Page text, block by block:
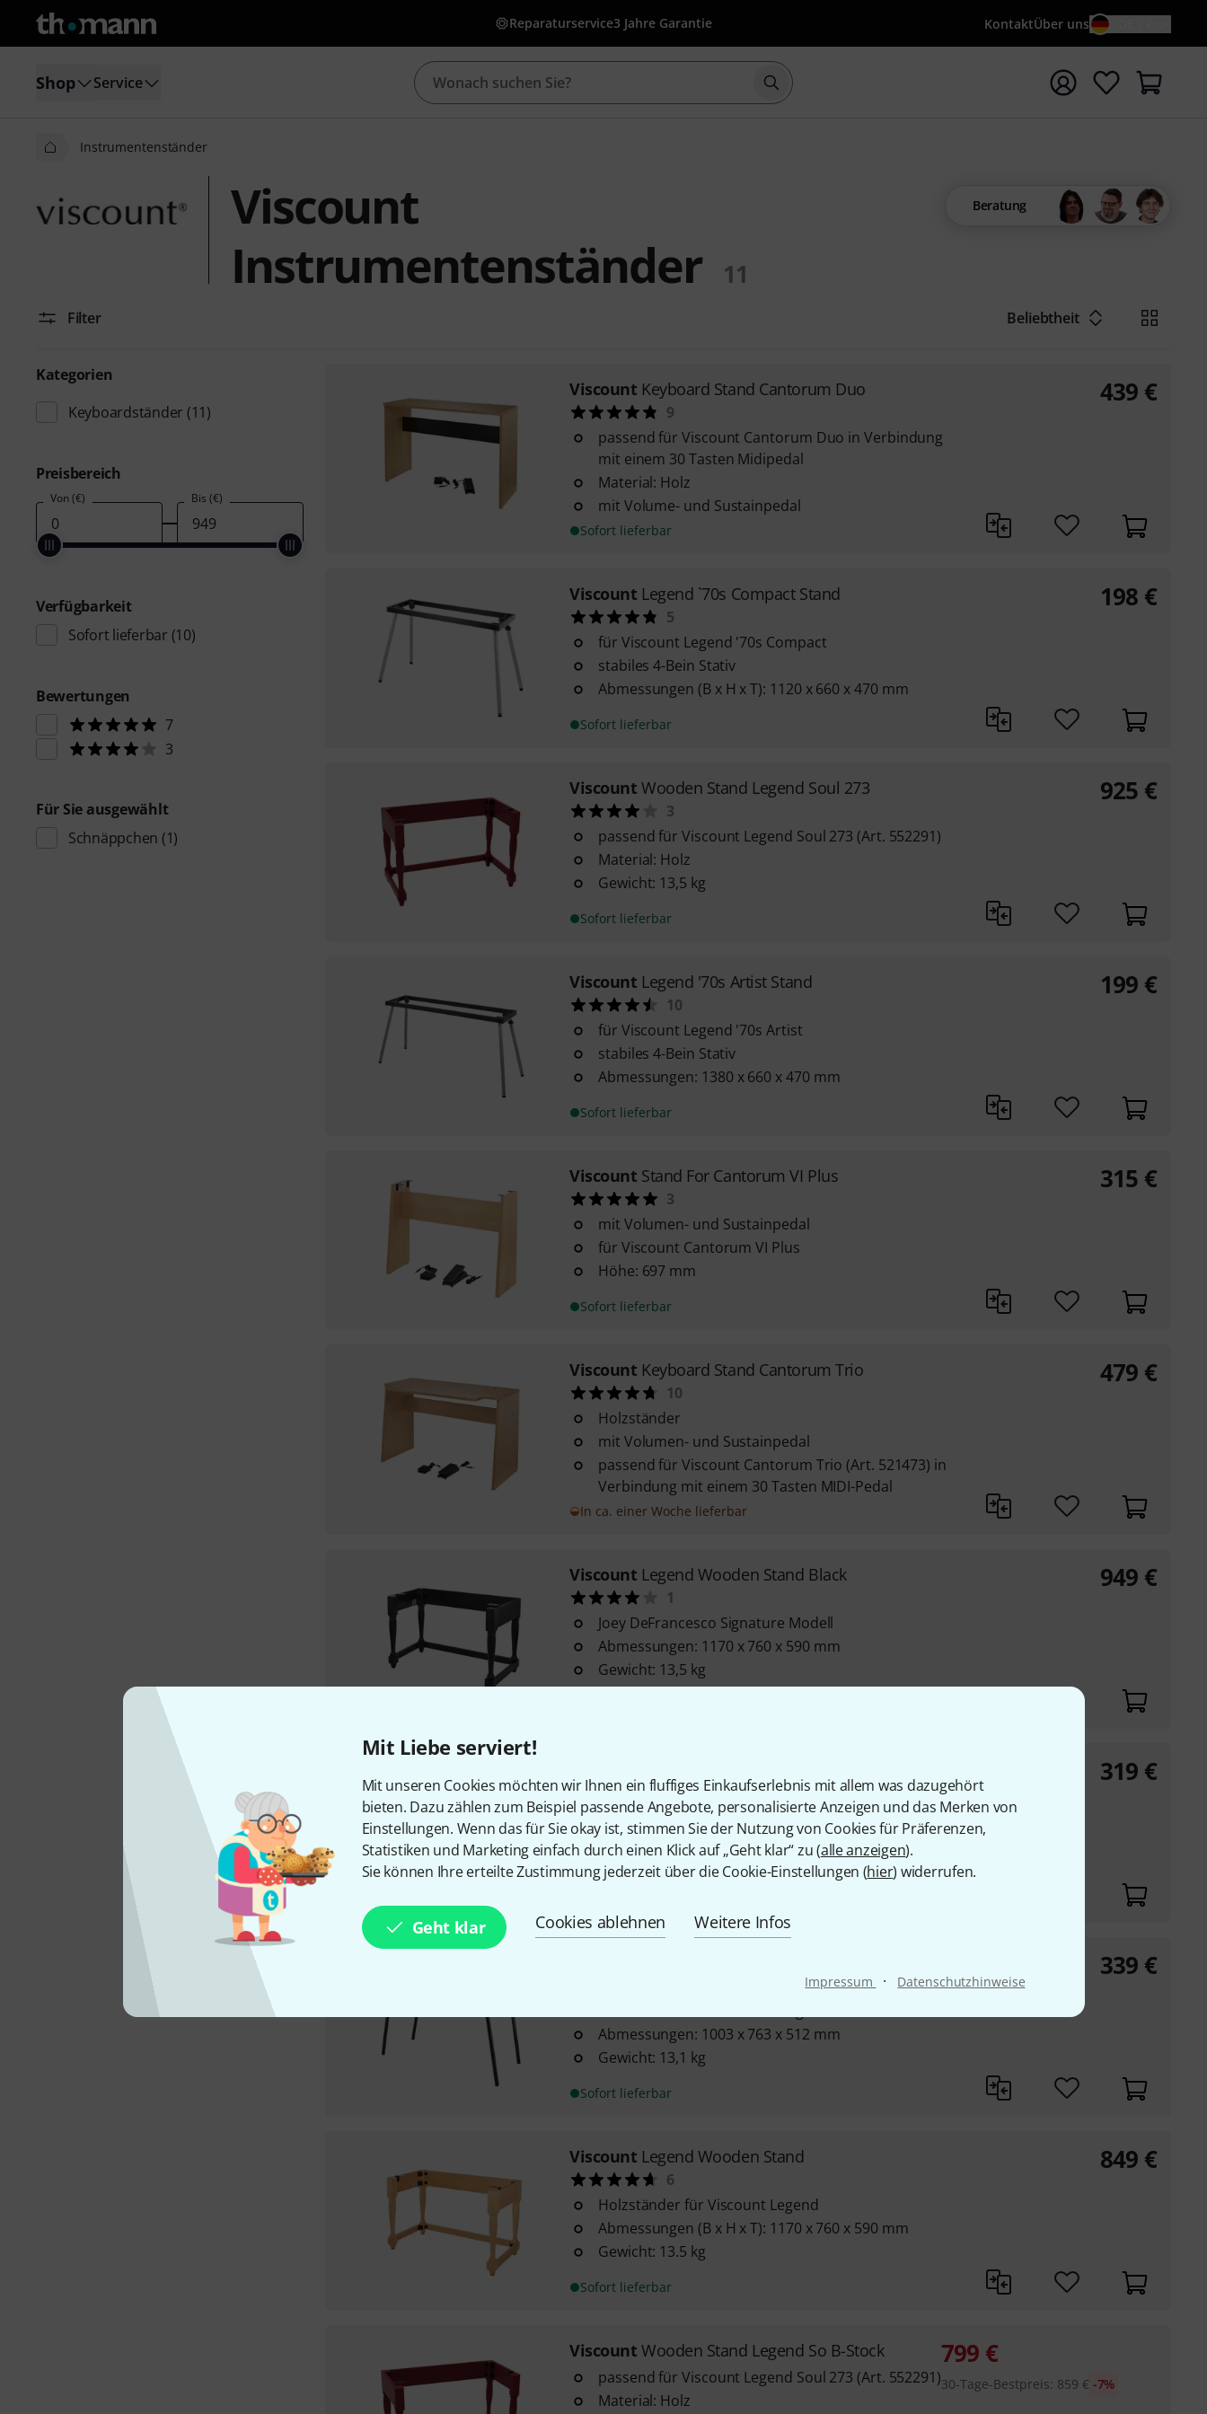
Mit Liebe serviert!
Mit unseren Cookies möchten wir Ihnen ein fluffiges Einkaufserlebnis mit allem was dazugehört
bieten. Dazu zählen zum Beispiel passende Angebote, personalisierte Anzeigen und das Merken von
Einstellungen. Wenn das für Sie okay ist, stimmen Sie der Nutzung von Cookies für Präferenzen,
Statistiken und Marketing einfach durch einen Klick auf „Geht klar“ zu (alle anzeigen).
Sie können Ihre erteilte Zustimmung jederzeit über die Cookie-Einstellungen (hier) widerrufen.
Geht klar Cookies ablehnen Weitere Infos
Impressum · Datenschutzhinweise
Reparaturservice3 Jahre Garantie KontaktÜber uns
Shop Service Suche mit Suchwort {searchTerm} starten
Instrumentenständer
Viscount
Instrumentenständer
11
Beratung
Filter Beliebtheit
Kategorien
Keyboardständer (11)
Preisbereich
Von (€) Bis (€)
Verfügbarkeit
Sofort lieferbar (10)
Bewertungen
7
3
Für Sie ausgewählt
Schnäppchen (1)
Viscount Keyboard Stand Cantorum Duo
9
passend für Viscount Cantorum Duo in Verbindung
mit einem 30 Tasten Midipedal
Material: Holz
mit Volume- und Sustainpedal
Sofort lieferbar
439 €
Viscount Legend `70s Compact Stand
5
für Viscount Legend '70s Compact
stabiles 4-Bein Stativ
Abmessungen (B x H x T): 1120 x 660 x 470 mm
Sofort lieferbar
198 €
Viscount Wooden Stand Legend Soul 273
3
passend für Viscount Legend Soul 273 (Art. 552291)
Material: Holz
Gewicht: 13,5 kg
Sofort lieferbar
925 €
Viscount Legend '70s Artist Stand
10
für Viscount Legend '70s Artist
stabiles 4-Bein Stativ
Abmessungen: 1380 x 660 x 470 mm
Sofort lieferbar
199 €
Viscount Stand For Cantorum VI Plus
3
mit Volumen- und Sustainpedal
für Viscount Cantorum VI Plus
Höhe: 697 mm
Sofort lieferbar
315 €
Viscount Keyboard Stand Cantorum Trio
10
Holzständer
mit Volumen- und Sustainpedal
passend für Viscount Cantorum Trio (Art. 521473) in
Verbindung mit einem 30 Tasten MIDI-Pedal
In ca. einer Woche lieferbar
479 €
Viscount Legend Wooden Stand Black
1
Joey DeFrancesco Signature Modell
Abmessungen: 1170 x 760 x 590 mm
Gewicht: 13,5 kg
949 €
1
für Viscount Cantorum Uno Plus
mit Volumen- und Sustainpedal
Höhe: 699 mm
319 €
Abmessungen: 1003 x 763 x 512 mm
Gewicht: 13,1 kg
Sofort lieferbar
339 €
Viscount Legend Wooden Stand
6
Holzständer für Viscount Legend
Abmessungen (B x H x T): 1170 x 760 x 590 mm
Gewicht: 13.5 kg
Sofort lieferbar
849 €
Viscount Wooden Stand Legend So B-Stock
passend für Viscount Legend Soul 273 (Art. 552291)
Material: Holz
799 €
30-Tage-Bestpreis: 859 € -7%